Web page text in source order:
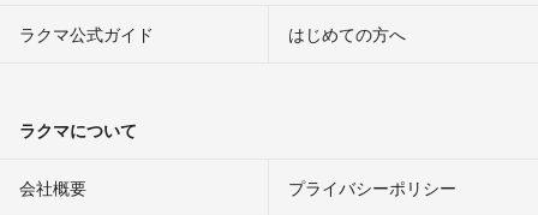
ラクマ公式ガイド はじめての方へ
ラクマについて
会社概要 プライバシーポリシー